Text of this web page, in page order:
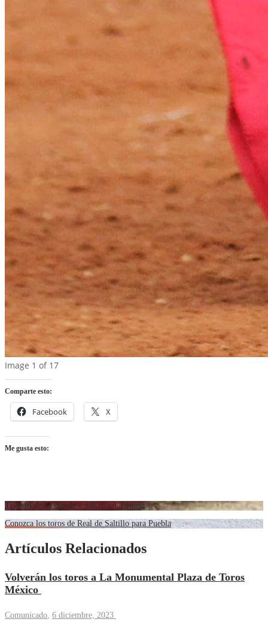
Image 1 of 17
Comparte esto:
Facebook X
Me gusta esto:
Triunfo de El Conde y Silveti en Tijuana
Conozca los toros de Real de Saltillo para Puebla
Artículos Relacionados
Volverán los toros a La Monumental Plaza de Toros
México
Comunicado 6 diciembre, 2023